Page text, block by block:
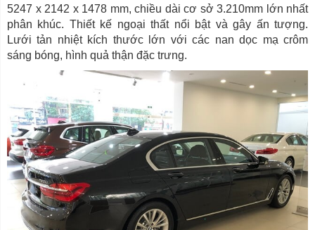
5247 x 2142 x 1478 mm, chiều dài cơ sở 3.210mm lớn nhất
phân khúc. Thiết kế ngoại thất nổi bật và gây ấn tượng.
Lưới tản nhiệt kích thước lớn với các nan dọc mạ crôm
sáng bóng, hình quả thận đặc trưng.